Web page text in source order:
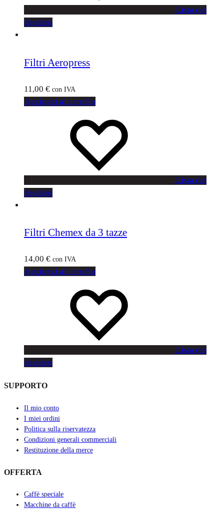
Lista dei
desideri
Filtri Aeropress
11,00 € con IVA
Aggiungi al carrello
Lista dei
desideri
Filtri Chemex da 3 tazze
14,00 € con IVA
Aggiungi al carrello
Lista dei
desideri
SUPPORTO
Il mio conto
I miei ordini
Politica sulla riservatezza
Condizioni generali commerciali
Restituzione della merce
OFFERTA
Caffè speciale
Macchine da caffè